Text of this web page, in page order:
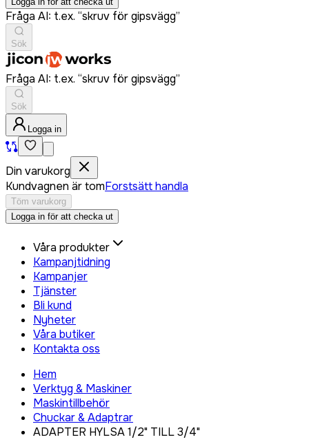
Fråga AI: t.ex. “skruv för gipsvägg”
Sök
Fråga AI: t.ex. “skruv för gipsvägg”
Sök
Logga in
Din varukorg
Kundvagnen är tomForstsätt handla
Töm varukorg
Logga in för att checka ut
Våra produkter
Kampanjtidning
Kampanjer
Tjänster
Bli kund
Nyheter
Våra butiker
Kontakta oss
Hem
Verktyg & Maskiner
Maskintillbehör
Chuckar & Adaptrar
ADAPTER HYLSA 1/2" TILL 3/4"